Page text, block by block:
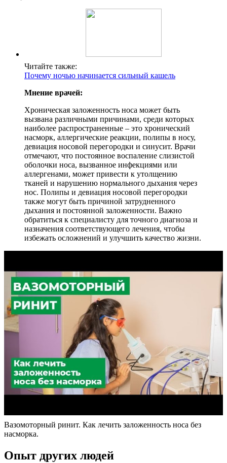
Читайте также:
Почему ночью начинается сильный кашель
Мнение врачей:
Хроническая заложенность носа может быть
вызвана различными причинами, среди которых
наиболее распространенные – это хронический
насморк, аллергические реакции, полипы в носу,
девиация носовой перегородки и синусит. Врачи
отмечают, что постоянное воспаление слизистой
оболочки носа, вызванное инфекциями или
аллергенами, может привести к утолщению
тканей и нарушению нормального дыхания через
нос. Полипы и девиация носовой перегородки
также могут быть причиной затрудненного
дыхания и постоянной заложенности. Важно
обратиться к специалисту для точного диагноза и
назначения соответствующего лечения, чтобы
избежать осложнений и улучшить качество жизни.
Вазомоторный ринит. Как лечить заложенность носа без
насморка.
Опыт других людей